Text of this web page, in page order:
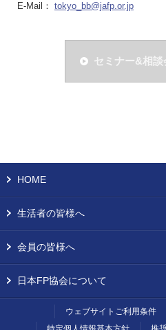
E-Mail： tokyo_bb@jafp.or.jp
セミナー&相
HOME
生活者の皆様へ
会員の皆様へ
日本FP協会について
ウェブサイトご利用条件